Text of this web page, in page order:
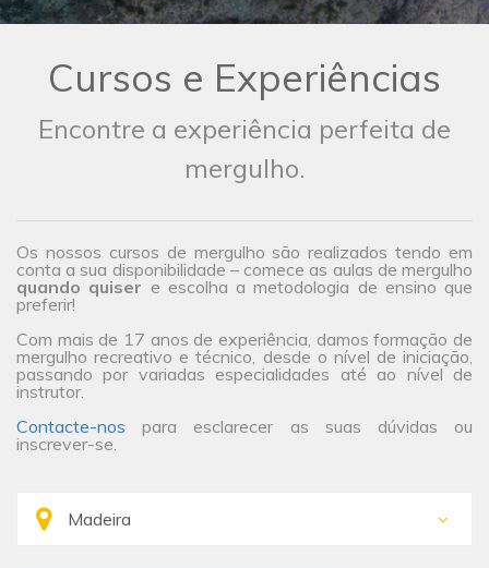
Cursos e Experiências
Encontre a experiência perfeita de
mergulho.
Os nossos cursos de mergulho são realizados tendo em
conta a sua disponibilidade – comece as aulas de mergulho
quando quiser e escolha a metodologia de ensino que
preferir!
Com mais de 17 anos de experiência, damos formação de
mergulho recreativo e técnico, desde o nível de iniciação,
passando por variadas especialidades até ao nível de
instrutor.
Contacte-nos para esclarecer as suas dúvidas ou
inscrever-se.